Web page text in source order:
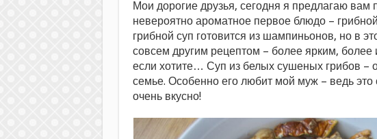
Мои дорогие друзья, сегодня я предлагаю вам
невероятно ароматное первое блюдо –
грибной суп готовится из шампиньонов, но в
совсем другим рецептом – более ярким,
если хотите… Суп из белых сушеных грибов
семье. Особенно его любит мой муж – ведь это
очень вкусно!